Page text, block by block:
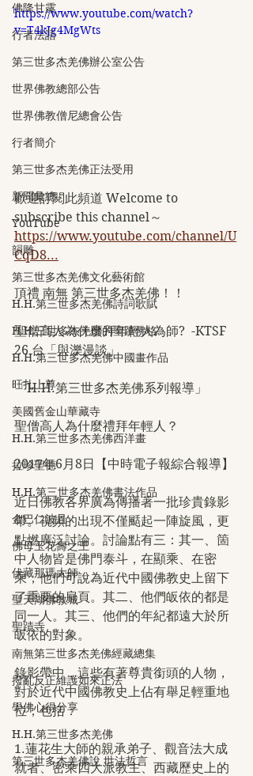
佛降甘露
行者法語
第三世多杰羌佛辦公室公告
世界佛教總部公告
世界佛教僧尼總會公告
行者簡介
第三世多杰羌佛正法受用
新聞彙總
YouTube
韻雕
第三世多杰羌佛文化藝術館
H.H.第三世多杰羌佛詩詞歌賦
H.H.三世多杰羌佛的聖蹟佛格
H.H.第三世多杰羌佛中國畫作品
旺扎上尊
美國舊金山華藏寺
H.H.第三世多杰羌佛西洋畫
拉珍聖德
H.H.第三世多杰羌佛書法作品
金巴仁波且
佛母玉花壽之王
伏藏那瑪大師
聖天湖佛教城
聖蹟寺
南無第三世多杰羌佛經藏總集
撥亂反正維護如來正法
學佛心得分享
H.H.第三世多杰羌佛
第三世多杰羌佛說 世法哲言
https://www.youtube.com/watch?
v=T4kJg4MgWts
歡迎訂閱此頻道 Welcome to
subscribe this channel～
https://www.youtube.com/channel/U
CqD8...
頂禮 南無 第三世多杰羌佛！！
聖僧高人為什麼拜年輕人為師?  -KTSF
26 台「與濼漫談」
「H.H.第三世多杰羌佛系列報導」
聖僧高人為什麼禮拜年輕人？
2017年6月8日【中時電子報綜合報導】
近日佛教各界廣為傳播著一批珍貴錄影
帶。視頻的出現不僅颳起一陣旋風，更
點燃廣泛討論。討論點有三：其一、箇
中人物皆是佛門泰斗，在顯乘、在密
乘，他們可說為近代中國佛教史上留下
了重要的扉頁。其二、他們皈依的都是
同一人。其三、他們的年紀都遠大於所
皈依的對象。
錄影帶中，這些有著尊貴銜頭的人物，
對於近代中國佛教史上佔有舉足輕重地
位，包括：
1.蓮花生大師的親承弟子、觀音法大成
就者、密乘四大派教主、西藏歷史上的